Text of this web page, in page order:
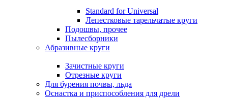
Standard for Universal
Лепестковые тарельчатые круги
Подошвы, прочее
Пылесборники
Абразивные круги
Зачистные круги
Отрезные круги
Для бурения почвы, льда
Оснастка и приспособления для дрели